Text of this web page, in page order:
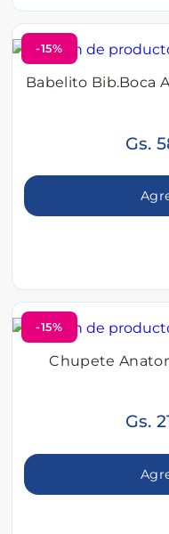
-15%
Babelito Bib.Boca
Gs.
-15%
Chupete
Gs.